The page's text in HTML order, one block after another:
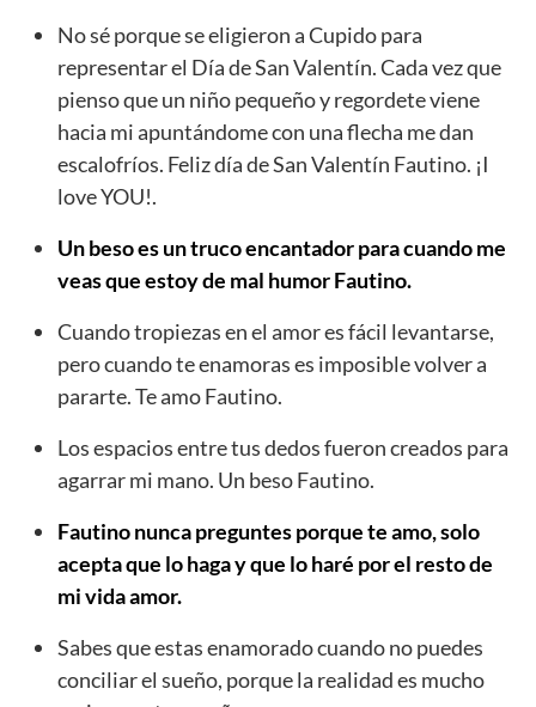
No sé porque se eligieron a Cupido para
representar el Día de San Valentín. Cada vez que
pienso que un niño pequeño y regordete viene
hacia mi apuntándome con una flecha me dan
escalofríos. Feliz día de San Valentín Fautino. ¡I
love YOU!.
Un beso es un truco encantador para cuando me
veas que estoy de mal humor Fautino.
Cuando tropiezas en el amor es fácil levantarse,
pero cuando te enamoras es imposible volver a
pararte. Te amo Fautino.
Los espacios entre tus dedos fueron creados para
agarrar mi mano. Un beso Fautino.
Fautino nunca preguntes porque te amo, solo
acepta que lo haga y que lo haré por el resto de
mi vida amor.
Sabes que estas enamorado cuando no puedes
conciliar el sueño, porque la realidad es mucho